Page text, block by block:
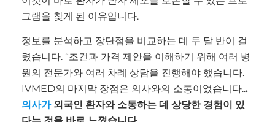
그램을 찾게 된 이유입니다.
정보를 분석하고 장단점을 비교하는 데 두 달 반이 걸
렸습니다. “조건과 가격 제안을 이해하기 위해 여러 병
원의 전문가와 여러 차례 상담을 진행해야 했습니다.
IVMED의 마지막 장점은 의사와의 소통이었습니다...
의사가외국인 환자와 소통하는 데 상당한 경험이 있